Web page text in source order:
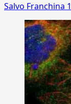
Salvo Franchina